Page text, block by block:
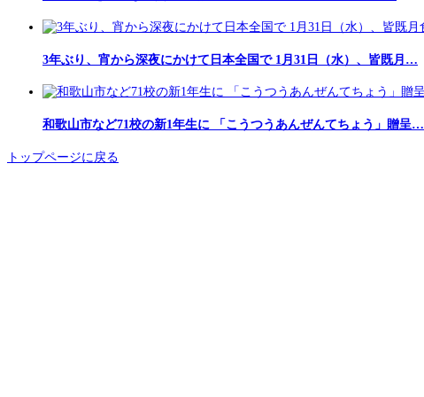
3年ぶり、宵から深夜にかけて日本全国で 1月31日（水）、皆既月…
和歌山市など71校の新1年生に 「こうつうあんぜんてちょう」贈呈…
トップページに戻る